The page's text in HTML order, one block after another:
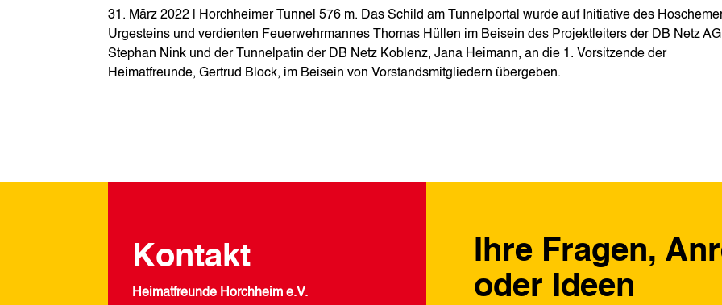
31. März 2022 | Horchheimer Tunnel 576 m. Das Schild am Tunnelportal wurde auf Initiative des
Urgesteins und verdienten Feuerwehrmannes Thomas Hüllen im Beisein des Projektleiters der DB Netz
Stephan Nink und der Tunnelpatin der DB Netz Koblenz, Jana Heimann, an die 1. Vorsitzende der
Heimatfreunde, Gertrud Block, im Beisein von Vorstandsmitgliedern übergeben.
Kontakt
Heimatfreunde Horchheim e.V.
Ihre Fragen,
oder Ideen